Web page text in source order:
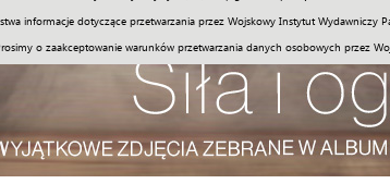
informacje dotyczące przetwarzania przez Wojskowy Instytut Wydawniczy
o zaakceptowanie warunków przetwarzania danych osobowych przez